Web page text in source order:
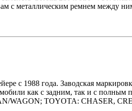
с металлическим ремнем между
с 1988 года. Заводская
как с задним, так и с
WAGON; TOYOTA: CHASER,